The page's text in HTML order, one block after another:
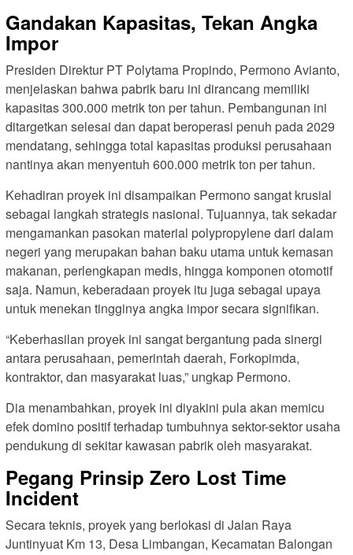
Gandakan Kapasitas, Tekan Angka
Impor
Presiden Direktur PT Polytama Propindo, Permono Avianto,
menjelaskan bahwa pabrik baru ini dirancang memiliki
kapasitas 300.000 metrik ton per tahun. Pembangunan ini
ditargetkan selesai dan dapat beroperasi penuh pada 2029
mendatang, sehingga total kapasitas produksi perusahaan
nantinya akan menyentuh 600.000 metrik ton per tahun.
Kehadiran proyek ini disampaikan Permono sangat krusial
sebagai langkah strategis nasional. Tujuannya, tak sekadar
mengamankan pasokan material polypropylene dari dalam
negeri yang merupakan bahan baku utama untuk kemasan
makanan, perlengkapan medis, hingga komponen otomotif
saja. Namun, keberadaan proyek itu juga sebagai upaya
untuk menekan tingginya angka impor secara signifikan.
“Keberhasilan proyek ini sangat bergantung pada sinergi
antara perusahaan, pemerintah daerah, Forkopimda,
kontraktor, dan masyarakat luas,” ungkap Permono.
Dia menambahkan, proyek ini diyakini pula akan memicu
efek domino positif terhadap tumbuhnya sektor-sektor usaha
pendukung di sekitar kawasan pabrik oleh masyarakat.
Pegang Prinsip Zero Lost Time
Incident
Secara teknis, proyek yang berlokasi di Jalan Raya
Juntinyuat Km 13, Desa Limbangan, Kecamatan Balongan